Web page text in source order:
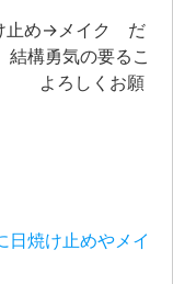
止め→メイク だ
構勇気の要るこ
よろしくお願
日焼け止めやメイ